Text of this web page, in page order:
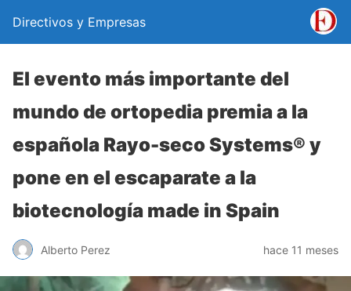
Directivos y Empresas
El evento más importante del
mundo de ortopedia premia a la
española Rayo-seco Systems® y
pone en el escaparate a la
biotecnología made in Spain
Alberto Perez hace 11 meses